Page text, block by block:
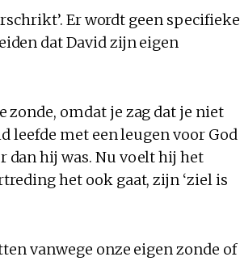
Er wordt geen specifieke
dat David zijn eigen
zonde, omdat je zag dat je niet
leefde met een leugen voor God
dan hij was. Nu voelt hij het
het ook gaat, zijn ‘ziel is
vanwege onze eigen zonde of